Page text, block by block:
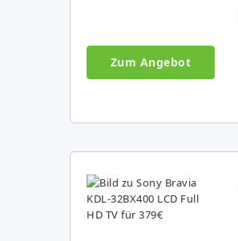
Zum Angebot